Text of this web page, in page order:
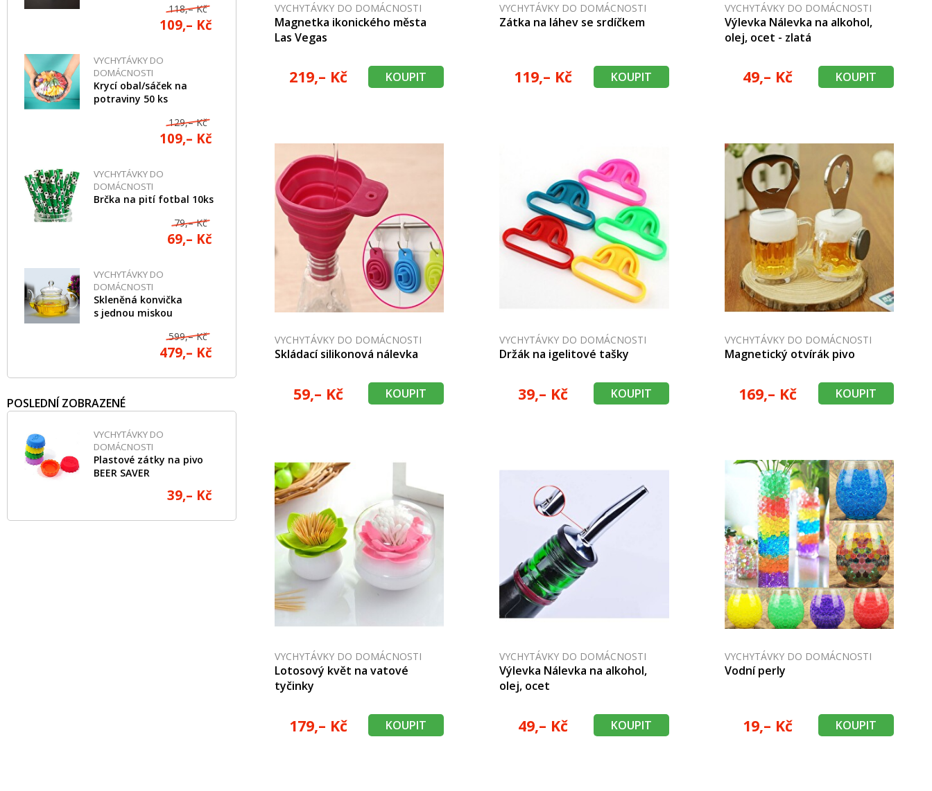
118,– Kč
109,– Kč
VYCHYTÁVKY DO
DOMÁCNOSTI
Krycí obal/sáček na
potraviny 50 ks
129,– Kč
109,– Kč
VYCHYTÁVKY DO
DOMÁCNOSTI
Brčka na pití fotbal 10ks
79,– Kč
69,– Kč
VYCHYTÁVKY DO
DOMÁCNOSTI
Skleněná konvička
s jednou miskou
599,– Kč
479,– Kč
POSLEDNÍ ZOBRAZENÉ
VYCHYTÁVKY DO
DOMÁCNOSTI
Plastové zátky na pivo
BEER SAVER
39,– Kč
VYCHYTÁVKY DO DOMÁCNOSTI
Magnetka ikonického města
Las Vegas
219,– Kč KOUPIT
VYCHYTÁVKY DO DOMÁCNOSTI
Zátka na láhev se srdíčkem
119,– Kč KOUPIT
VYCHYTÁVKY DO DOMÁCNOSTI
Výlevka Nálevka na alkohol,
olej, ocet - zlatá
49,– Kč KOUPIT
VYCHYTÁVKY DO DOMÁCNOSTI
Skládací silikonová nálevka
59,– Kč KOUPIT
VYCHYTÁVKY DO DOMÁCNOSTI
Držák na igelitové tašky
39,– Kč KOUPIT
VYCHYTÁVKY DO DOMÁCNOSTI
Magnetický otvírák pivo
169,– Kč KOUPIT
VYCHYTÁVKY DO DOMÁCNOSTI
Lotosový květ na vatové
tyčinky
179,– Kč KOUPIT
VYCHYTÁVKY DO DOMÁCNOSTI
Výlevka Nálevka na alkohol,
olej, ocet
49,– Kč KOUPIT
VYCHYTÁVKY DO DOMÁCNOSTI
Vodní perly
19,– Kč KOUPIT